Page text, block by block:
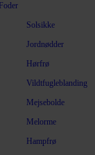
Foder
Solsikke
Jordnødder
Hørfrø
Vildtfugleblanding
Mejsebolde
Melorme
Hampfrø